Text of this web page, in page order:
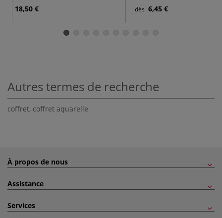
18,50 € dès 6,45 €
Autres termes de recherche
coffret, coffret aquarelle
À propos de nous
Assistance
Services